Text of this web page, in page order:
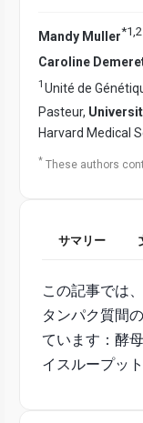
Mandy Muller*1,2
Caroline
1 Unité de
Pasteur,
Harvard Medical
* These authors
サマリー
この記事では
タンパク質間
ています：酵
イスループッ